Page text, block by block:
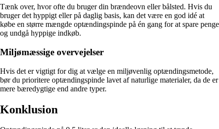
Tænk over, hvor ofte du bruger din brændeovn eller bålsted. Hvis du
bruger det hyppigt eller på daglig basis, kan det være en god idé at
købe en større mængde optændingspinde på én gang for at spare penge
og undgå hyppige indkøb.
Miljømæssige overvejelser
Hvis det er vigtigt for dig at vælge en miljøvenlig optændingsmetode,
bør du prioritere optændingspinde lavet af naturlige materialer, da de er
mere bæredygtige end andre typer.
Konklusion